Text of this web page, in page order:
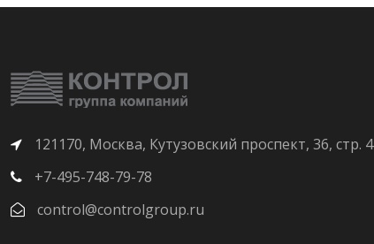
121170, Москва, Кутузовский проспект, 36, стр. 4
+7-495-748-79-78
control@controlgroup.ru